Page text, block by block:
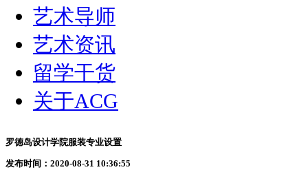
艺术导师
艺术资讯
留学干货
关于ACG
罗德岛设计学院服装专业设置
发布时间：2020-08-31 10:36:55